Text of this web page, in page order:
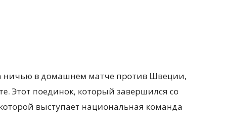
ничью в домашнем матче против Швеции,
Этот поединок, который завершился со
выступает национальная команда